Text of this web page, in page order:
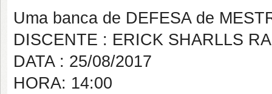
Uma banca de DEFESA de
DISCENTE : ERICK SHARLLS
DATA : 25/08/2017
HORA: 14:00